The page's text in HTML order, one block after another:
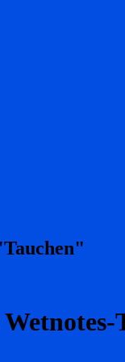
Wetnotes-